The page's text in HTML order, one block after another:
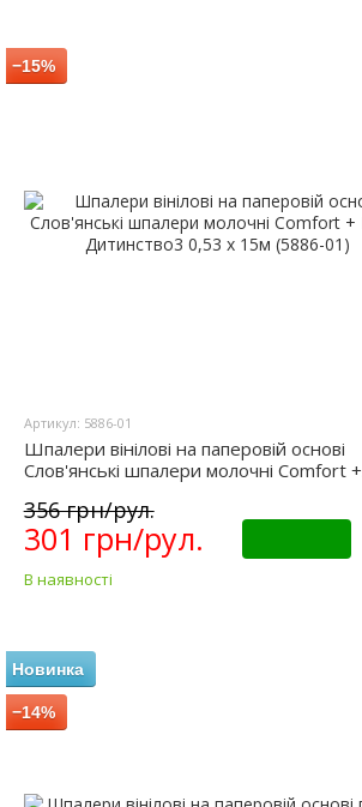
−15%
Артикул: 5886-01
Шпалери вінілові на паперовій основі
Слов'янські шпалери молочні Comfort +
356 грн/рул.
301 грн/рул.
В наявності
Новинка
−14%